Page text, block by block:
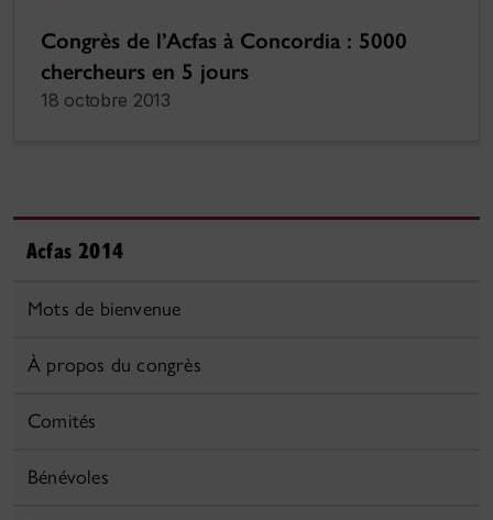
Congrès de l’Acfas à Concordia : 5000
chercheurs en 5 jours
18 octobre 2013
Acfas 2014
Mots de bienvenue
À propos du congrès
Comités
Bénévoles